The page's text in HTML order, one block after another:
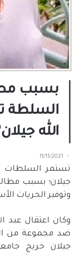
بسبب
السلطة
الله
11/11/2021
تستمر السلطات
جيلان؛ بسبب
وتوفير الحريات
ضد مجموعة من
جيلان خريج